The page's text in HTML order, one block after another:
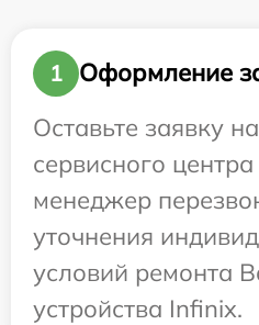
1
Оформление
Оставьте заявку
сервисного
менеджер
уточнения
условий ремонта
устройства Infinix.